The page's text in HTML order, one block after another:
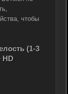
чтобы
(1-3
HD